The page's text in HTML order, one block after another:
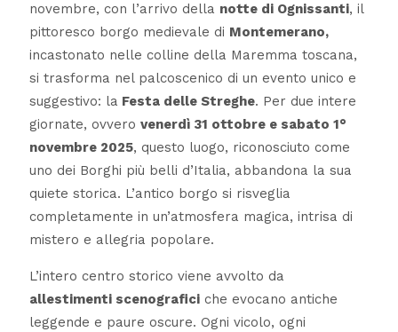
novembre, con l’arrivo della notte di Ognissanti, il
pittoresco borgo medievale di Montemerano,
incastonato nelle colline della Maremma toscana,
si trasforma nel palcoscenico di un evento unico e
suggestivo: la Festa delle Streghe. Per due intere
giornate, ovvero venerdì 31 ottobre e sabato 1°
novembre 2025, questo luogo, riconosciuto come
uno dei Borghi più belli d’Italia, abbandona la sua
quiete storica. L’antico borgo si risveglia
completamente in un’atmosfera magica, intrisa di
mistero e allegria popolare.
L’intero centro storico viene avvolto da
allestimenti scenograficiche evocano antiche
leggende e paure oscure. Ogni vicolo, ogni